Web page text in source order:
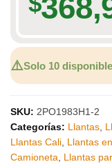
⚠️Solo 10
SKU: 2PO1983H1-2
Categorías: Llantas
Llantas Cali Llantas
Camioneta
Llantas